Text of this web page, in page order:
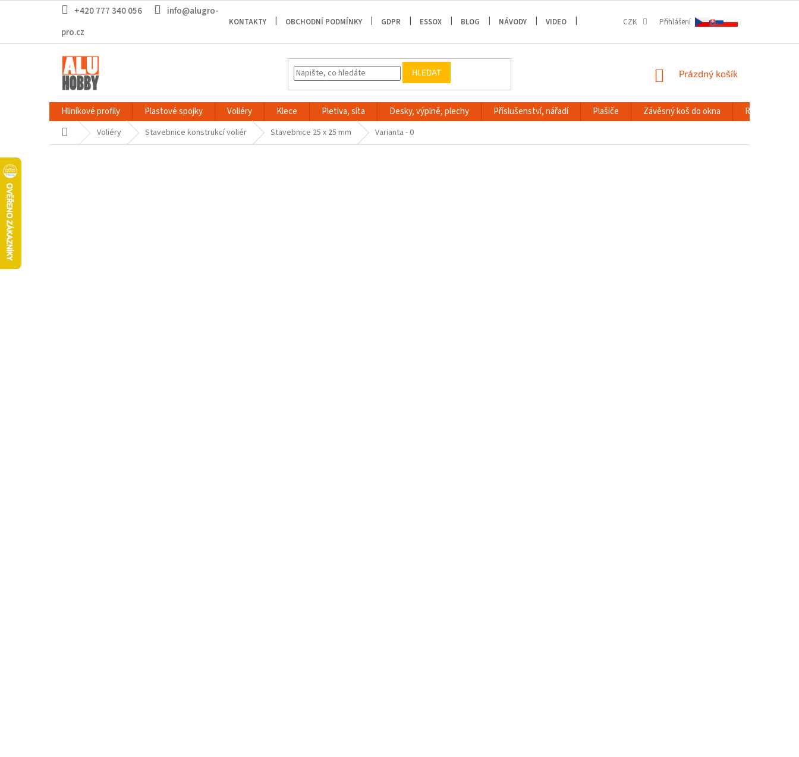
+420 777 340 056
info@alugro-
pro.cz
KONTAKTY OBCHODNÍ PODMÍNKY GDPR ESSOX BLOG NÁVODY VIDEO CZK Přihlášení
HLEDAT
NÁKUPNÍ
Prázdný košík
Hliníkové profily Plastové spojky Voliéry Klece Pletiva, síta Desky, výplně, plechy Příslušenství, nářadí Plašiče Závěsný koš do okna RACK systémy
Domů Voliéry Stavebnice konstrukcí voliér Stavebnice 25 x 25 mm Varianta - 0